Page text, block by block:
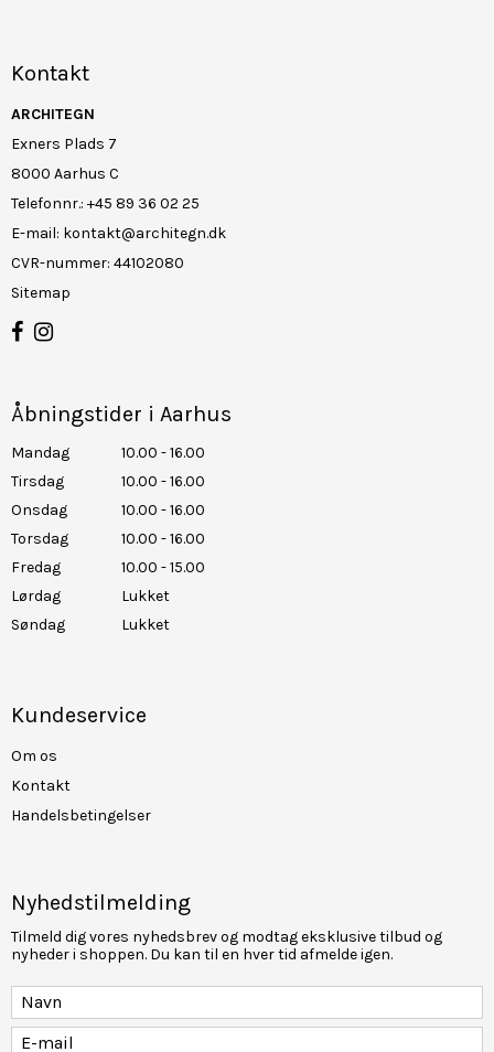
Kontakt
ARCHITEGN
Exners Plads 7
8000 Aarhus C
Telefonnr.: +45 89 36 02 25
E-mail: kontakt@architegn.dk
CVR-nummer: 44102080
Sitemap
Åbningstider i Aarhus
Mandag
10.00 - 16.00
Tirsdag
10.00 - 16.00
Onsdag
10.00 - 16.00
Torsdag
10.00 - 16.00
Fredag
10.00 - 15.00
Lørdag
Lukket
Søndag
Lukket
Kundeservice
Om os
Kontakt
Handelsbetingelser
Nyhedstilmelding
Tilmeld dig vores nyhedsbrev og modtag eksklusive tilbud og
nyheder i shoppen. Du kan til en hver tid afmelde igen.